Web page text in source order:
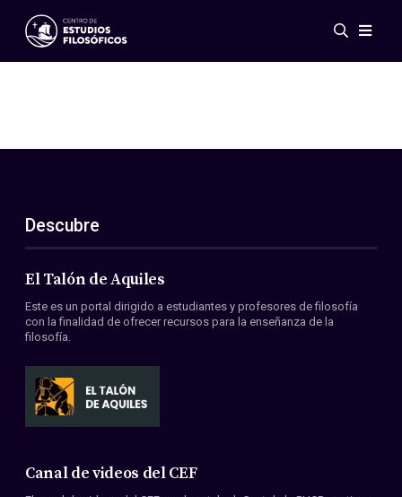
Eventos
ES
EN
Acerca de nosotros
Miembros
Convenios
Descubre
El Talón de Aquiles
Este es un portal dirigido a estudiantes y profesores de filosofía
con la finalidad de ofrecer recursos para la enseñanza de la
filosofía.
Canal de videos del CEF